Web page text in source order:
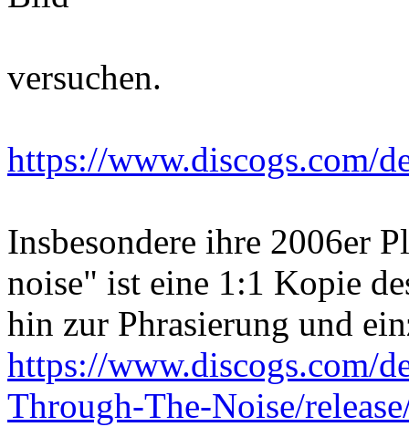
versuchen.
https://www.discogs.com/
Insbesondere ihre 2006er
noise" ist eine 1:1 Kopie
hin zur Phrasierung und
https://www.discogs.com/
Through-The-Noise/